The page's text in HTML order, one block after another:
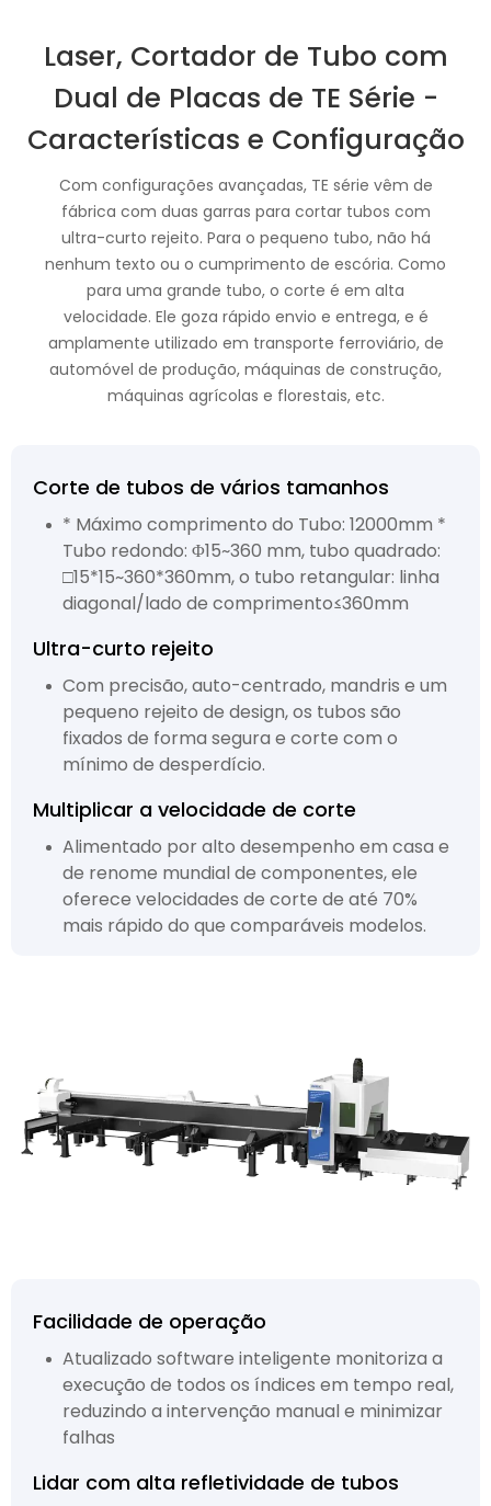
Laser, Cortador de Tubo com
Dual de Placas de TE Série -
Características e Configuração
Com configurações avançadas, TE série vêm de
fábrica com duas garras para cortar tubos com
ultra-curto rejeito. Para o pequeno tubo, não há
nenhum texto ou o cumprimento de escória. Como
para uma grande tubo, o corte é em alta
velocidade. Ele goza rápido envio e entrega, e é
amplamente utilizado em transporte ferroviário, de
automóvel de produção, máquinas de construção,
máquinas agrícolas e florestais, etc.
Corte de tubos de vários tamanhos
* Máximo comprimento do Tubo: 12000mm *
Tubo redondo: Φ15~360 mm, tubo quadrado:
□15*15~360*360mm, o tubo retangular: linha
diagonal/lado de comprimento≤360mm
Ultra-curto rejeito
Com precisão, auto-centrado, mandris e um
pequeno rejeito de design, os tubos são
fixados de forma segura e corte com o
mínimo de desperdício.
Multiplicar a velocidade de corte
Alimentado por alto desempenho em casa e
de renome mundial de componentes, ele
oferece velocidades de corte de até 70%
mais rápido do que comparáveis modelos.
Facilidade de operação
Atualizado software inteligente monitoriza a
execução de todos os índices em tempo real,
reduzindo a intervenção manual e minimizar
falhas
Lidar com alta refletividade de tubos